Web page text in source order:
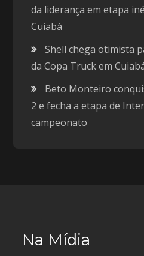
da liderança em etapa
Cuiabá
Shell chega otimista
da Copa Truck em
Beto Monteiro
2 e fecha a etapa de
campeonato
Na Mídia